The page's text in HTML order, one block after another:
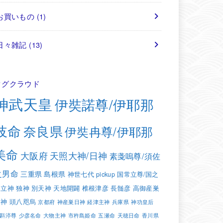
買いもの (1)
々雑記 (13)
クラウド
武天皇 伊奘諾尊/伊耶那
命奈良県伊奘冉尊/伊耶那
命 大阪府天照大神/日神 素戔嗚尊/須佐
命 三重県 島根県 神世七代 pickup 国常立尊/国之
神 独神 別天神 天地開闢 椎根津彦 長髄彦 高御産巣
頭八咫烏 京都府 神産巣日神 経津主神 兵庫県 神功皇后
渟尊 少彦名命 大物主神 市杵島姫命 五瀬命 天穂日命 香川県